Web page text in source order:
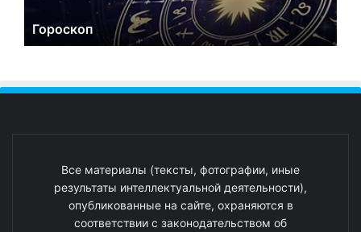
Гороскоп
Все материалы (тексты, фотографии, иные
результаты интеллектуальной деятельности),
опубликованные на сайте, охраняются в
соответствии с законодательством об